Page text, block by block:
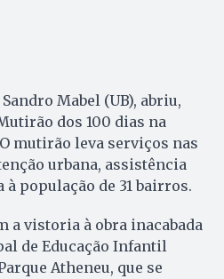
Mabel (UB), abriu,
dos 100 dias na
mutirão leva serviços nas
urbana, assistência
população de 31 bairros.
a vistoria à obra inacabada
de Educação Infantil
Atheneu, que se